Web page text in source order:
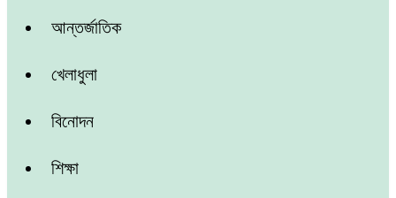
আন্তর্জাতিক
খেলাধুলা
বিনোদন
শিক্ষা